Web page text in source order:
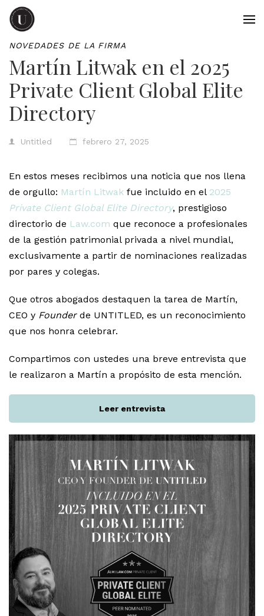
NOVEDADES DE LA FIRMA
Martín Litwak en el 2025
Private Client Global Elite
Directory
Untitled febrero 27, 2025
En estos meses recibimos una noticia que nos llena
de orgullo: Martín Litwak fue incluido en el 2025
Private Client Global Elite Directory, prestigioso
directorio de Law.com que reconoce a profesionales
de la gestión patrimonial privada a nivel mundial,
exclusivamente a partir de nominaciones realizadas
por pares y colegas.
Que otros abogados destaquen la tarea de Martín,
CEO y Founder de UNTITLED, es un reconocimiento
que nos honra celebrar.
Compartimos con ustedes una breve entrevista que
le realizaron a Martín a propósito de esta mención.
Leer entrevista